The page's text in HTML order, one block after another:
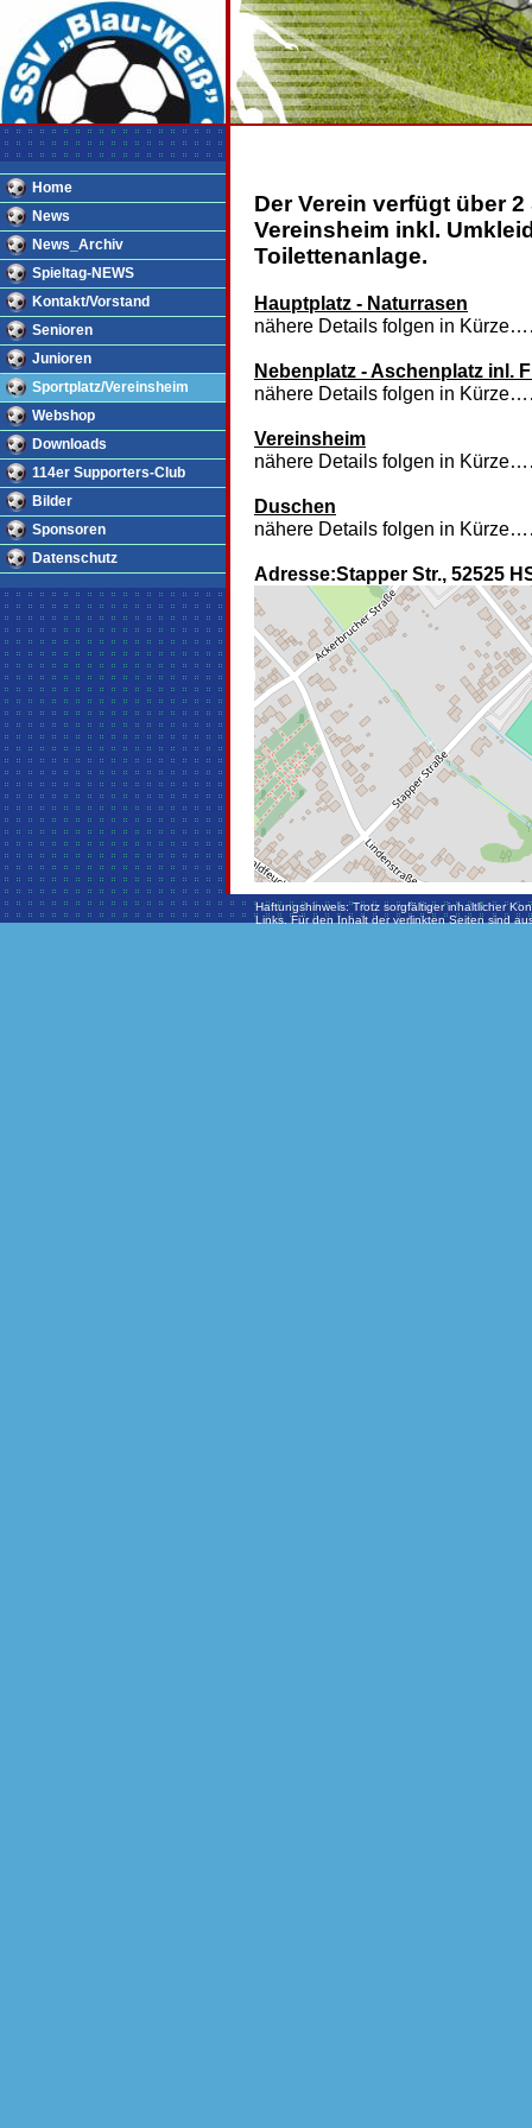
Home
News
News_Archiv
Spieltag-NEWS
Kontakt/Vorstand
Senioren
Junioren
Sportplatz/Vereinsheim
Webshop
Downloads
114er Supporters-Club
Bilder
Sponsoren
Datenschutz
Der Verein verfügt über
Vereinsheim inkl.
Toilettenanlage.
Hauptplatz - Naturrasen
nähere Details folgen in
Nebenplatz - Aschenplatz inl.
nähere Details folgen in
Vereinsheim
nähere Details folgen in
Duschen
nähere Details folgen in
Adresse:Stapper Str., 52525
Haftungshinweis: Trotz sorgfältiger inhaltlicher
Links. Für den Inhalt der verlinkten Seiten sind